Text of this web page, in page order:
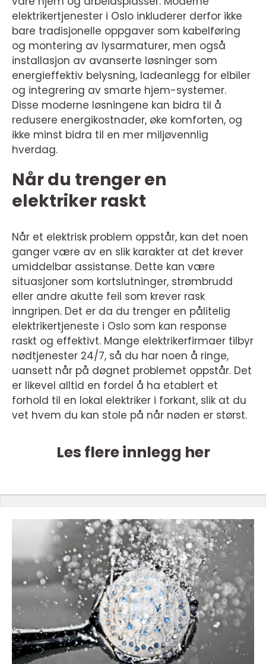
elektrikertjenester i Oslo inkluderer derfor ikke
bare tradisjonelle oppgaver som kabelføring
og montering av lysarmaturer, men også
installasjon av avanserte løsninger som
energieffektiv belysning, ladeanlegg for elbiler
og integrering av smarte hjem-systemer.
Disse moderne løsningene kan bidra til å
redusere energikostnader, øke komforten, og
ikke minst bidra til en mer miljøvennlig
hverdag.
Når du trenger en
elektriker raskt
Når et elektrisk problem oppstår, kan det noen
ganger være av en slik karakter at det krever
umiddelbar assistanse. Dette kan være
situasjoner som kortslutninger, strømbrudd
eller andre akutte feil som krever rask
inngripen. Det er da du trenger en pålitelig
elektrikertjeneste i Oslo som kan response
raskt og effektivt. Mange elektrikerfirmaer tilbyr
nødtjenester 24/7, så du har noen å ringe,
uansett når på døgnet problemet oppstår. Det
er likevel alltid en fordel å ha etablert et
forhold til en lokal elektriker i forkant, slik at du
vet hvem du kan stole på når nøden er størst.
Les flere innlegg her